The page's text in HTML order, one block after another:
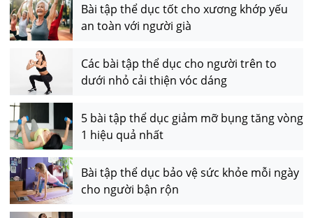
Bài tập thể dục tốt cho xương khớp yếu
an toàn với người già
Các bài tập thể dục cho người trên to
dưới nhỏ cải thiện vóc dáng
5 bài tập thể dục giảm mỡ bụng tăng vòng
1 hiệu quả nhất
Bài tập thể dục bảo vệ sức khỏe mỗi ngày
cho người bận rộn